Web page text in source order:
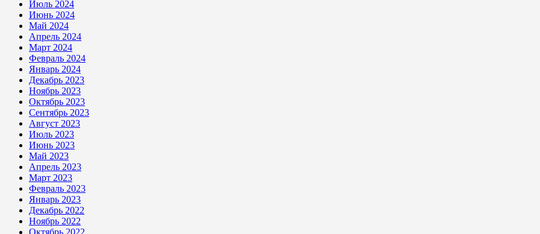
Июль 2024
Июнь 2024
Май 2024
Апрель 2024
Март 2024
Февраль 2024
Январь 2024
Декабрь 2023
Ноябрь 2023
Октябрь 2023
Сентябрь 2023
Август 2023
Июль 2023
Июнь 2023
Май 2023
Апрель 2023
Март 2023
Февраль 2023
Январь 2023
Декабрь 2022
Ноябрь 2022
Октябрь 2022